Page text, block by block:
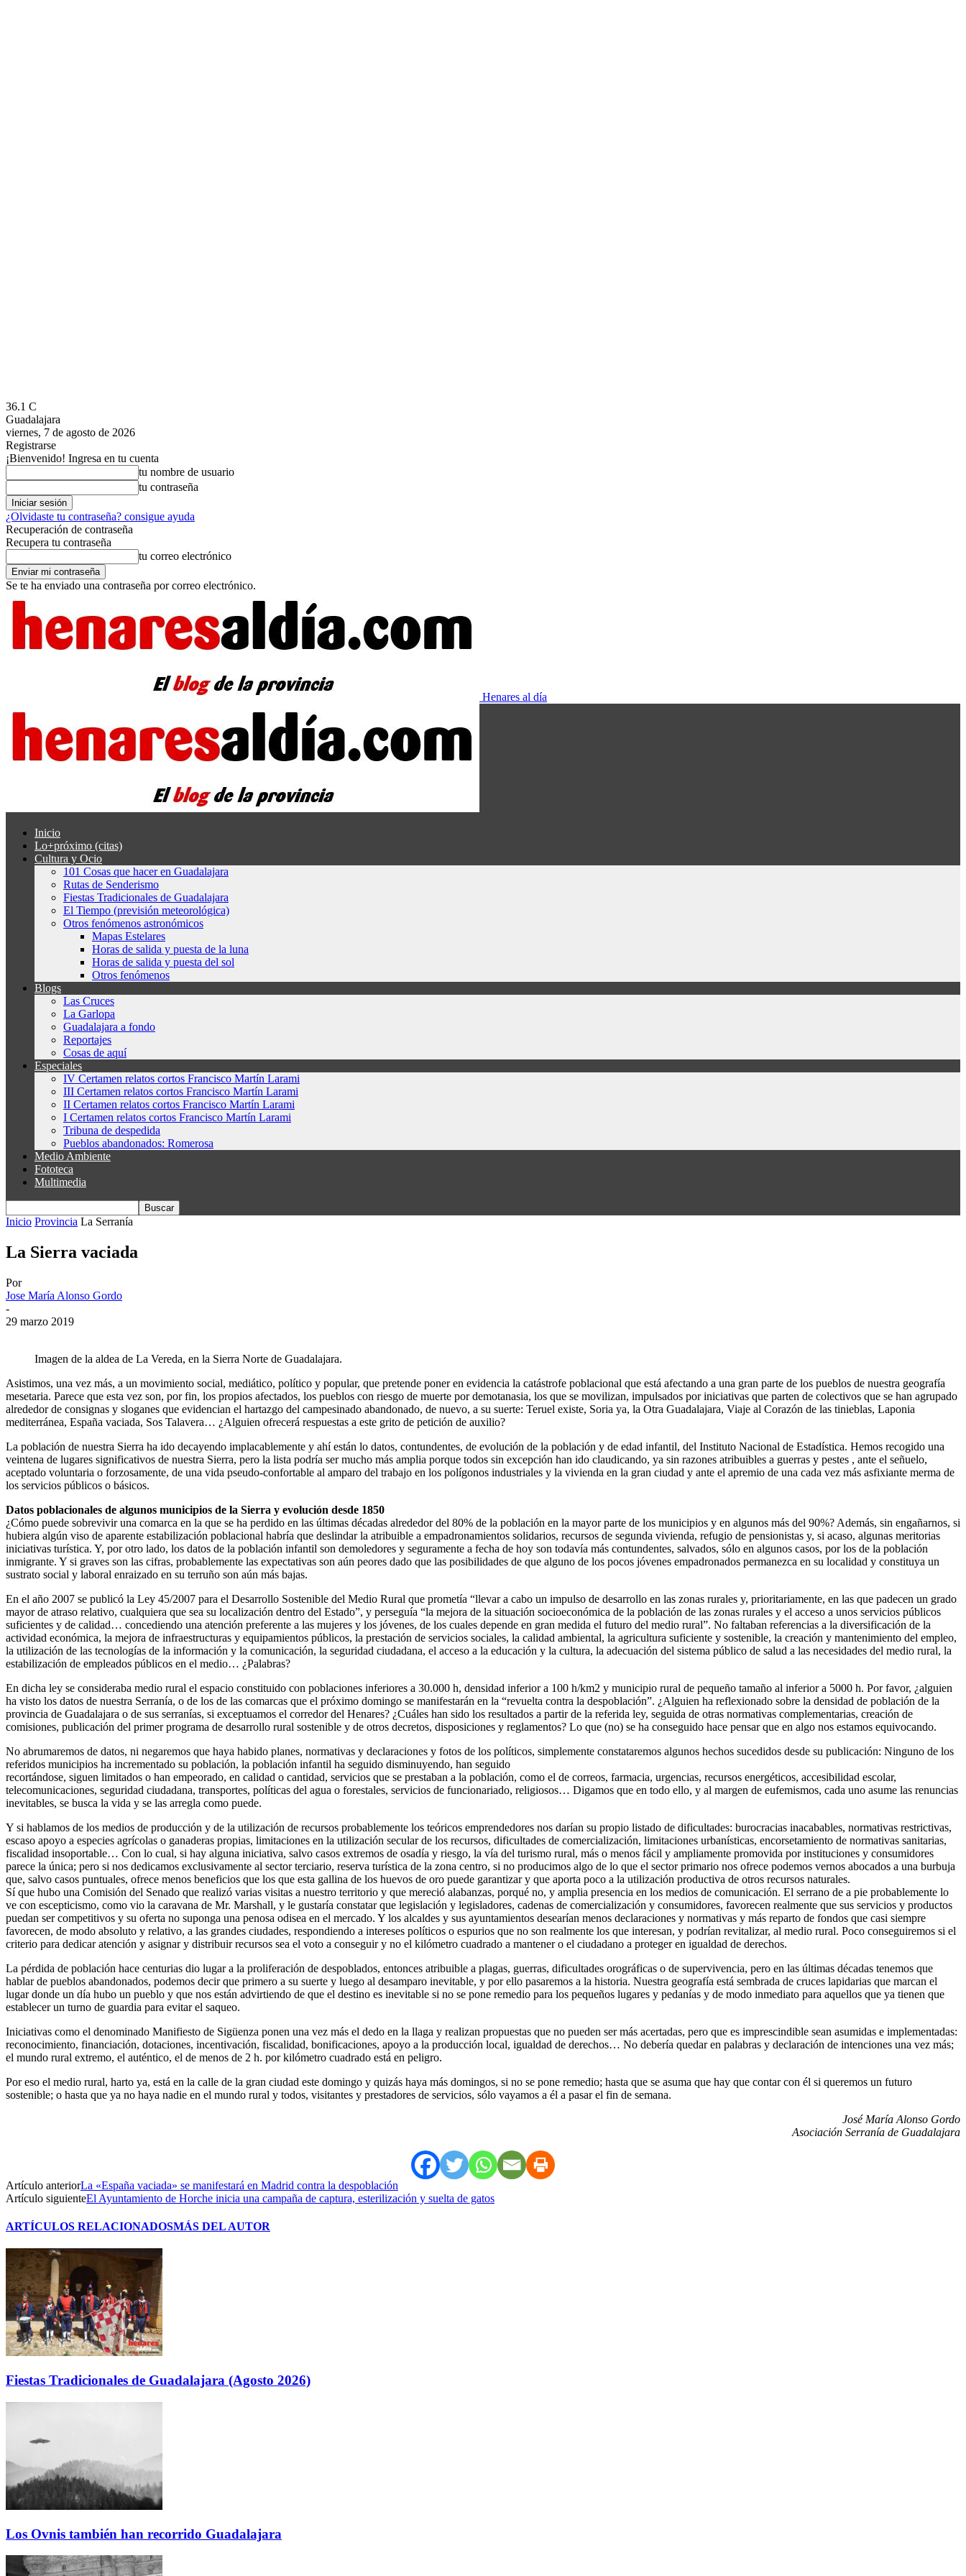
36.1 C
Guadalajara
viernes, 7 de agosto de 2026
Registrarse
¡Bienvenido! Ingresa en tu cuenta
tu nombre de usuario
tu contraseña
¿Olvidaste tu contraseña? consigue ayuda
Recuperación de contraseña
Recupera tu contraseña
tu correo electrónico
Se te ha enviado una contraseña por correo electrónico.
Henares al día
Inicio
Lo+próximo (citas)
Cultura y Ocio
101 Cosas que hacer en Guadalajara
Rutas de Senderismo
Fiestas Tradicionales de Guadalajara
El Tiempo (previsión meteorológica)
Otros fenómenos astronómicos
Mapas Estelares
Horas de salida y puesta de la luna
Horas de salida y puesta del sol
Otros fenómenos
Blogs
Las Cruces
La Garlopa
Guadalajara a fondo
Reportajes
Cosas de aquí
Especiales
IV Certamen relatos cortos Francisco Martín Larami
III Certamen relatos cortos Francisco Martín Larami
II Certamen relatos cortos Francisco Martín Larami
I Certamen relatos cortos Francisco Martín Larami
Tribuna de despedida
Pueblos abandonados: Romerosa
Medio Ambiente
Fototeca
Multimedia
Inicio Provincia La Serranía
La Sierra vaciada
Por
Jose María Alonso Gordo
-
29 marzo 2019
Imagen de la aldea de La Vereda, en la Sierra Norte de Guadalajara.
Asistimos, una vez más, a un movimiento social, mediático, político y popular, que pretende poner en evidencia la catástrofe poblacional que está afectando a una gran parte de los pueblos de nuestra geografía
mesetaria. Parece que esta vez son, por fin, los propios afectados, los pueblos con riesgo de muerte por demotanasia, los que se movilizan, impulsados por iniciativas que parten de colectivos que se han agrupado
alrededor de consignas y sloganes que evidencian el hartazgo del campesinado abandonado, de nuevo, a su suerte: Teruel existe, Soria ya, la Otra Guadalajara, Viaje al Corazón de las tinieblas, Laponia
mediterránea, España vaciada, Sos Talavera… ¿Alguien ofrecerá respuestas a este grito de petición de auxilio?
La población de nuestra Sierra ha ido decayendo implacablemente y ahí están lo datos, contundentes, de evolución de la población y de edad infantil, del Instituto Nacional de Estadística. Hemos recogido una
veintena de lugares significativos de nuestra Sierra, pero la lista podría ser mucho más amplia porque todos sin excepción han ido claudicando, ya sin razones atribuibles a guerras y pestes , ante el señuelo,
aceptado voluntaria o forzosamente, de una vida pseudo-confortable al amparo del trabajo en los polígonos industriales y la vivienda en la gran ciudad y ante el apremio de una cada vez más asfixiante merma de
los servicios públicos o básicos.
Datos poblacionales de algunos municipios de la Sierra y evolución desde 1850
¿Cómo puede sobrevivir una comarca en la que se ha perdido en las últimas décadas alrededor del 80% de la población en la mayor parte de los municipios y en algunos más del 90%? Además, sin engañarnos, si
hubiera algún viso de aparente estabilización poblacional habría que deslindar la atribuible a empadronamientos solidarios, recursos de segunda vivienda, refugio de pensionistas y, si acaso, algunas meritorias
iniciativas turística. Y, por otro lado, los datos de la población infantil son demoledores y seguramente a fecha de hoy son todavía más contundentes, salvados, sólo en algunos casos, por los de la población
inmigrante. Y si graves son las cifras, probablemente las expectativas son aún peores dado que las posibilidades de que alguno de los pocos jóvenes empadronados permanezca en su localidad y constituya un
sustrato social y laboral enraizado en su terruño son aún más bajas.
En el año 2007 se publicó la Ley 45/2007 para el Desarrollo Sostenible del Medio Rural que prometía “llevar a cabo un impulso de desarrollo en las zonas rurales y, prioritariamente, en las que padecen un grado
mayor de atraso relativo, cualquiera que sea su localización dentro del Estado”, y perseguía “la mejora de la situación socioeconómica de la población de las zonas rurales y el acceso a unos servicios públicos
suficientes y de calidad… concediendo una atención preferente a las mujeres y los jóvenes, de los cuales depende en gran medida el futuro del medio rural”. No faltaban referencias a la diversificación de la
actividad económica, la mejora de infraestructuras y equipamientos públicos, la prestación de servicios sociales, la calidad ambiental, la agricultura suficiente y sostenible, la creación y mantenimiento del empleo,
la utilización de las tecnologías de la información y la comunicación, la seguridad ciudadana, el acceso a la educación y la cultura, la adecuación del sistema público de salud a las necesidades del medio rural, la
estabilización de empleados públicos en el medio… ¿Palabras?
En dicha ley se consideraba medio rural el espacio constituido con poblaciones inferiores a 30.000 h, densidad inferior a 100 h/km2 y municipio rural de pequeño tamaño al inferior a 5000 h. Por favor, ¿alguien
ha visto los datos de nuestra Serranía, o de los de las comarcas que el próximo domingo se manifestarán en la “revuelta contra la despoblación”. ¿Alguien ha reflexionado sobre la densidad de población de la
provincia de Guadalajara o de sus serranías, si exceptuamos el corredor del Henares? ¿Cuáles han sido los resultados a partir de la referida ley, seguida de otras normativas complementarias, creación de
comisiones, publicación del primer programa de desarrollo rural sostenible y de otros decretos, disposiciones y reglamentos? Lo que (no) se ha conseguido hace pensar que en algo nos estamos equivocando.
No abrumaremos de datos, ni negaremos que haya habido planes, normativas y declaraciones y fotos de los políticos, simplemente constataremos algunos hechos sucedidos desde su publicación: Ninguno de los
referidos municipios ha incrementado su población, la población infantil ha seguido disminuyendo, han seguido
recortándose, siguen limitados o han empeorado, en calidad o cantidad, servicios que se prestaban a la población, como el de correos, farmacia, urgencias, recursos energéticos, accesibilidad escolar,
telecomunicaciones, seguridad ciudadana, transportes, políticas del agua o forestales, servicios de funcionariado, religiosos… Digamos que en todo ello, y al margen de eufemismos, cada uno asume las renuncias
inevitables, se busca la vida y se las arregla como puede.
Y si hablamos de los medios de producción y de la utilización de recursos probablemente los teóricos emprendedores nos darían su propio listado de dificultades: burocracias inacabables, normativas restrictivas,
escaso apoyo a especies agrícolas o ganaderas propias, limitaciones en la utilización secular de los recursos, dificultades de comercialización, limitaciones urbanísticas, encorsetamiento de normativas sanitarias,
fiscalidad insoportable… Con lo cual, si hay alguna iniciativa, salvo casos extremos de osadía y riesgo, la vía del turismo rural, más o menos fácil y ampliamente promovida por instituciones y consumidores
parece la única; pero si nos dedicamos exclusivamente al sector terciario, reserva turística de la zona centro, si no producimos algo de lo que el sector primario nos ofrece podemos vernos abocados a una burbuja
que, salvo casos puntuales, ofrece menos beneficios que los que esta gallina de los huevos de oro puede garantizar y que aporta poco a la utilización productiva de otros recursos naturales.
Sí que hubo una Comisión del Senado que realizó varias visitas a nuestro territorio y que mereció alabanzas, porqué no, y amplia presencia en los medios de comunicación. El serrano de a pie probablemente lo
ve con escepticismo, como vio la caravana de Mr. Marshall, y le gustaría constatar que legislación y legisladores, cadenas de comercialización y consumidores, favorecen realmente que sus servicios y productos
puedan ser competitivos y su oferta no suponga una penosa odisea en el mercado. Y los alcaldes y sus ayuntamientos desearían menos declaraciones y normativas y más reparto de fondos que casi siempre
favorecen, de modo absoluto y relativo, a las grandes ciudades, respondiendo a intereses políticos o espurios que no son realmente los que interesan, y podrían revitalizar, al medio rural. Poco conseguiremos si el
criterio para dedicar atención y asignar y distribuir recursos sea el voto a conseguir y no el kilómetro cuadrado a mantener o el ciudadano a proteger en igualdad de derechos.
La pérdida de población hace centurias dio lugar a la proliferación de despoblados, entonces atribuible a plagas, guerras, dificultades orográficas o de supervivencia, pero en las últimas décadas tenemos que
hablar de pueblos abandonados, podemos decir que primero a su suerte y luego al desamparo inevitable, y por ello pasaremos a la historia. Nuestra geografía está sembrada de cruces lapidarias que marcan el
lugar donde un día hubo un pueblo y que nos están advirtiendo de que el destino es inevitable si no se pone remedio para los pequeños lugares y pedanías y de modo inmediato para aquellos que ya tienen que
establecer un turno de guardia para evitar el saqueo.
Iniciativas como el denominado Manifiesto de Sigüenza ponen una vez más el dedo en la llaga y realizan propuestas que no pueden ser más acertadas, pero que es imprescindible sean asumidas e implementadas:
reconocimiento, financiación, dotaciones, incentivación, fiscalidad, bonificaciones, apoyo a la producción local, igualdad de derechos… No debería quedar en palabras y declaración de intenciones una vez más;
el mundo rural extremo, el auténtico, el de menos de 2 h. por kilómetro cuadrado está en peligro.
Por eso el medio rural, harto ya, está en la calle de la gran ciudad este domingo y quizás haya más domingos, si no se pone remedio; hasta que se asuma que hay que contar con él si queremos un futuro
sostenible; o hasta que ya no haya nadie en el mundo rural y todos, visitantes y prestadores de servicios, sólo vayamos a él a pasar el fin de semana.
José María Alonso Gordo
Asociación Serranía de Guadalajara
Artículo anteriorLa «España vaciada» se manifestará en Madrid contra la despoblación
Artículo siguienteEl Ayuntamiento de Horche inicia una campaña de captura, esterilización y suelta de gatos
ARTÍCULOS RELACIONADOSMÁS DEL AUTOR
Fiestas Tradicionales de Guadalajara (Agosto 2026)
Los Ovnis también han recorrido Guadalajara